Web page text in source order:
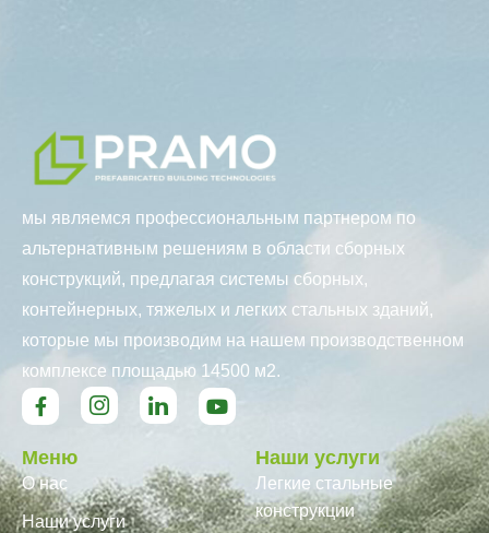
мы являемся профессиональным партнером по
альтернативным решениям в области сборных
конструкций, предлагая системы сборных,
контейнерных, тяжелых и легких стальных зданий,
которые мы производим на нашем производственном
комплексе площадью 14500 м2.
Меню
О нас
Наши услуги
Наши услуги
Легкие стальные
конструкции